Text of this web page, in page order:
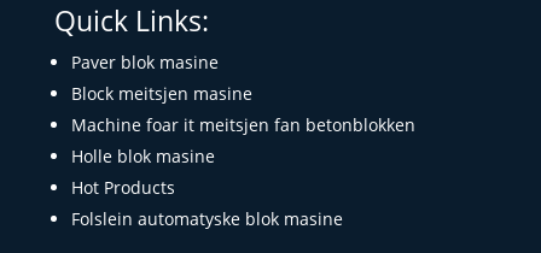
Quick Links:
Paver blok masine
Block meitsjen masine
Machine foar it meitsjen fan betonblokken
Holle blok masine
Hot Products
Folslein automatyske blok masine